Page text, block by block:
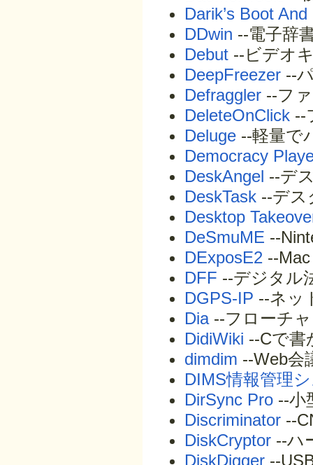
Darik’s Boot
DDwin --電子辞
Debut --ビデオ
DeepFreezer --
Defraggler --フ
DeleteOnClick --
Deluge --軽量で
Democracy
DeskAngel --デ
DeskTask --デス
Desktop
DeSmuME --
DExposE2 --
DFF --デジタル
DGPS-IP --ネッ
Dia--フローチ
DidiWiki --Cで書
dimdim --Web会
DIMS情報管理
DirSync Pro --小
Discriminator --
DiskCryptor --ハ
DiskDigger --